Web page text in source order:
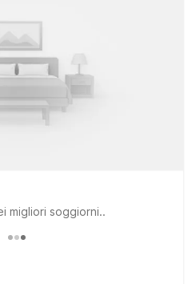
migliori soggiorni..